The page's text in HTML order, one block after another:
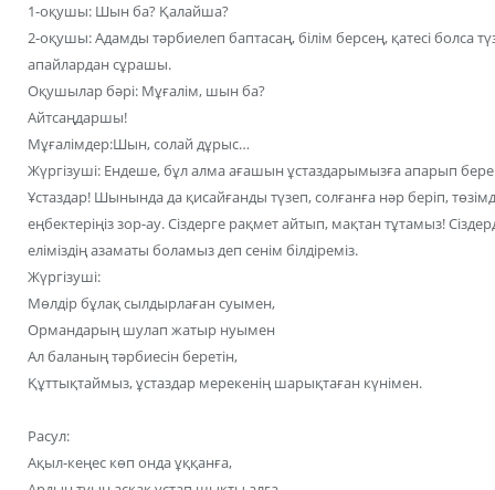
1-оқушы: Шын ба? Қалайша?
2-оқушы: Адамды тәрбиелеп баптасаң, білім берсең, қатесі болса
апайлардан сұрашы.
Оқушылар бәрі: Мұғалім, шын ба?
Айтсаңдаршы!
Мұғалімдер:Шын, солай дұрыс…
Жүргізуші: Ендеше, бұл алма ағашын ұстаздарымызға апарып
Ұстаздар! Шынында да қисайғанды түзеп, солғанға нәр беріп,
еңбектеріңіз зор-ау. Сіздерге рақмет айтып, мақтан тұтамыз!
еліміздің азаматы боламыз деп сенім білдіреміз.
Жүргізуші:
Мөлдір бұлақ сылдырлаған суымен,
Ормандарың шулап жатыр нуымен
Ал баланың тәрбиесін беретін,
Құттықтаймыз, ұстаздар мерекенің шарықтаған күнімен.
Расул:
Ақыл-кеңес көп онда ұққанға,